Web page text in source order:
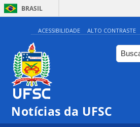
BRASIL
ACESSIBILIDADE ALTO CONTRASTE
Notícias da UFSC